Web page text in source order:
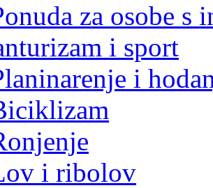
za osobe s
i sport
i
i ribolov